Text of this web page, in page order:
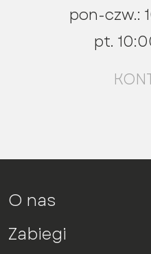
pon-czw.:
pt.
O nas
Zabiegi